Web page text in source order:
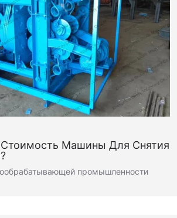
Машины Для Снятия
промышленности